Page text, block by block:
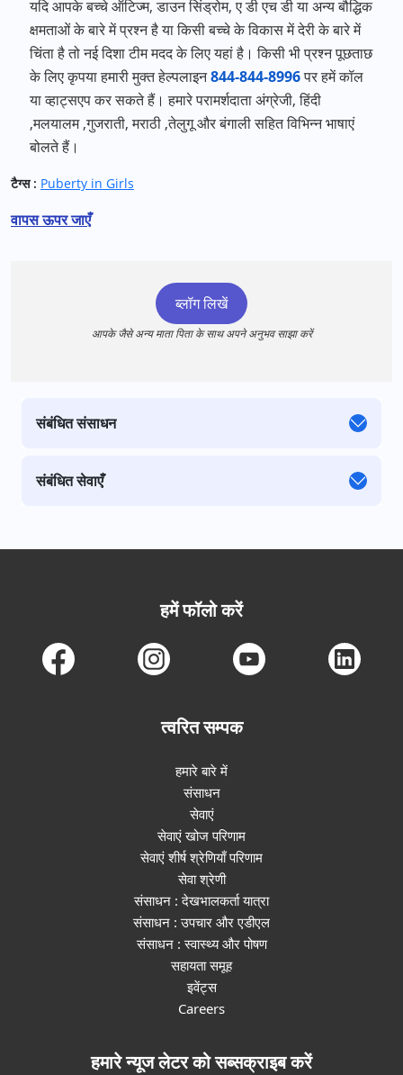
यदि आपके बच्चे ऑटिज्म,डाउन सिंड्रोम,ए डी एच डी या अन्य बौद्धिक
क्षमताओं के बारे में प्रश्न है या किसी बच्चे के विकास में देरी के बारे में
चिंता है तो नई दिशा टीम मदद के लिए यहां है। किसी भी प्रश्न पूछताछ
के लिए कृपया हमारी मुक्त हेल्पलाइन844-844-8996पर हमें कॉल
या व्हाट्सएप कर सकते हैं। हमारे परामर्शदाता अंग्रेजी,हिंदी
,मलयालम,गुजराती,मराठी ,तेलुगू और बंगाली सहित विभिन्न भाषाएं
बोलते हैं।
टैग्स : Puberty in Girls
वापस ऊपर जाएँ
ब्लॉग लिखें
आपके जैसे अन्य माता पिता के साथ अपने अनुभव साझा करें
संबंधित संसाधन
संबंधित सेवाएँ
हमें फॉलो करें
त्वरित सम्पक
हमारे बारे में
संसाधन
सेवाएं
सेवाएं खोज परिणाम
सेवाएं शीर्ष श्रेणियाँ परिणाम
सेवा श्रेणी
संसाधन : देखभालकर्ता यात्रा
संसाधन : उपचार और एडीएल
संसाधन : स्वास्थ्य और पोषण
सहायता समूह
इवेंट्स
Careers
हमारे न्यूज लेटर को सब्सक्राइब करें